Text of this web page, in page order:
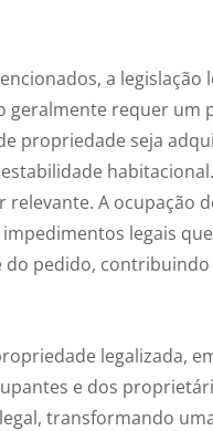
a legislação
geralmente requer um
propriedade seja
habitacional.
A ocupação
legais
pedido,
legalizada,
e dos
transformando